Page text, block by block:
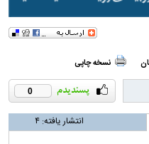
نسخه چاپی
0
انتشار یافته: ۴